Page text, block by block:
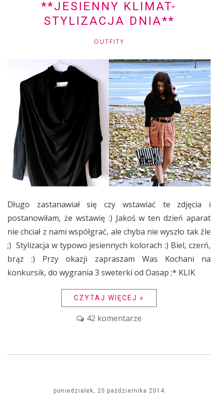
**JESIENNY KLIMAT-
STYLIZACJA DNIA**
OUTFITY
Długo zastanawiał się czy wstawiać te zdjęcia i
postanowiłam, że wstawię :) Jakoś w ten dzień aparat
nie chciał z nami współgrać, ale chyba nie wyszło tak źle
;) Stylizacja w typowo jesiennych kolorach :) Biel, czerń,
brąz :) Przy okazji zapraszam Was Kochani na
konkursik, do wygrania 3 sweterki od Oasap ;* KLIK
CZYTAJ WIĘCEJ »
42 komentarze
poniedziałek, 20 października 2014